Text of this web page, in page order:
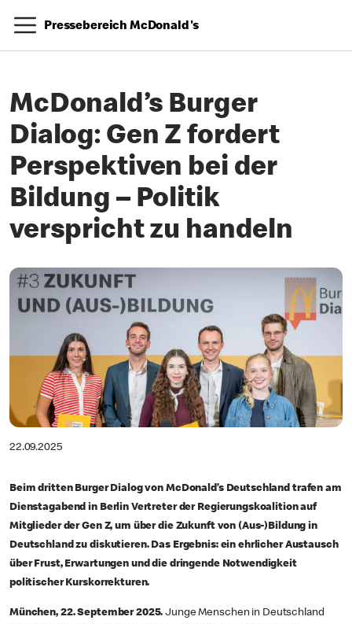
Pressebereich McDonald's
McDonald’s Burger
Dialog: Gen Z fordert
Perspektiven bei der
Bildung – Politik
verspricht zu handeln
22.09.2025
Beim dritten Burger Dialog von McDonald’s Deutschland trafen am
Dienstagabend in Berlin Vertreter der Regierungskoalition auf
Mitglieder der Gen Z, um über die Zukunft von (Aus-)Bildung in
Deutschland zu diskutieren. Das Ergebnis: ein ehrlicher Austausch
über Frust, Erwartungen und die dringende Notwendigkeit
politischer Kurskorrekturen.
München, 22. September 2025. Junge Menschen in Deutschland